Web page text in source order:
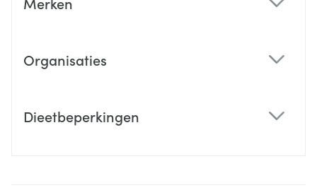
Organisaties
Dieetbeperkingen